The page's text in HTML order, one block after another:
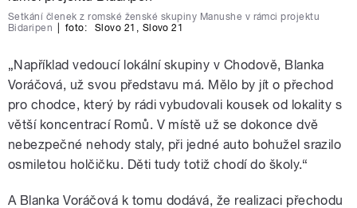
Setkání členek z romské ženské skupiny Manushe v rámci projektu
Bidaripen
foto: Slovo 21 Slovo 21
„Například vedoucí lokální skupiny v Chodově, Blanka
Voráčová, už svou představu má. Mělo by jít o přechod
pro chodce, který by rádi vybudovali kousek od lokality s
větší koncentrací Romů. V místě už se dokonce dvě
nebezpečné nehody staly, při jedné auto bohužel srazilo
osmiletou holčičku. Děti tudy totiž chodí do školy.“
A Blanka Voráčová k tomu dodává, že realizaci přechodu